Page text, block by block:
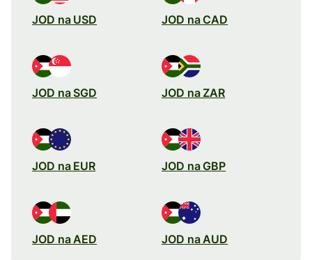
JOD na USD JOD na CAD
JOD na SGD JOD na ZAR
JOD na EUR JOD na GBP
JOD na AED JOD na AUD